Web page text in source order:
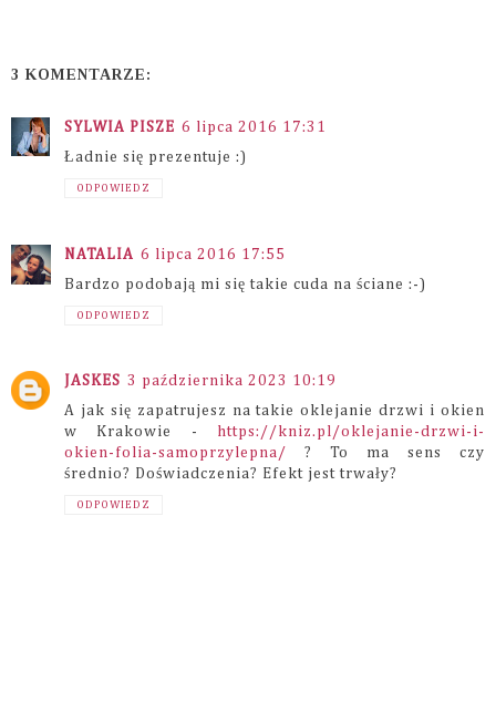
3 KOMENTARZE:
SYLWIA PISZE 6 lipca 2016 17:31
Ładnie się prezentuje :)
ODPOWIEDZ
NATALIA 6 lipca 2016 17:55
Bardzo podobają mi się takie cuda na ściane :-)
ODPOWIEDZ
JASKES 3 października 2023 10:19
A jak się zapatrujesz na takie oklejanie drzwi i okien
w Krakowie - https://kniz.pl/oklejanie-drzwi-i-
okien-folia-samoprzylepna/
? To ma sens czy
średnio? Doświadczenia? Efekt jest trwały?
ODPOWIEDZ